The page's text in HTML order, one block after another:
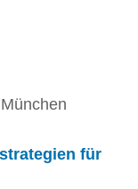
für